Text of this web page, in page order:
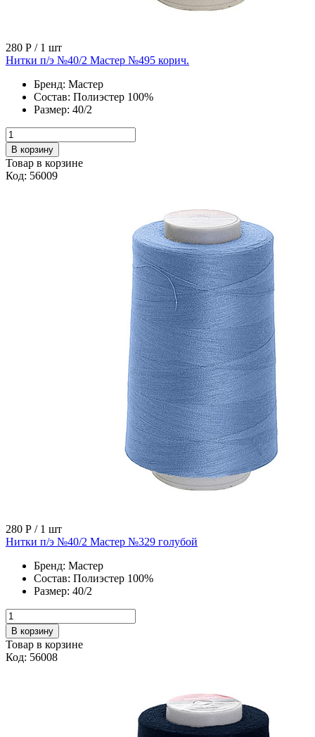
280 Р / 1 шт
Нитки п/э №40/2 Мастер №495 корич.
Бренд: Мастер
Состав: Полиэстер 100%
Размер: 40/2
В корзину
Товар в корзине
Код: 56009
280 Р / 1 шт
Нитки п/э №40/2 Мастер №329 голубой
Бренд: Мастер
Состав: Полиэстер 100%
Размер: 40/2
В корзину
Товар в корзине
Код: 56008